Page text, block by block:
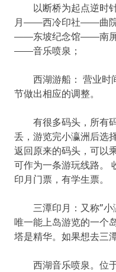
以断桥为起点逆
月——西冷印社——曲
——东坡纪念馆——南
——音乐喷泉；
西湖游船： 营业时
节做出相应的调整。
有很多码头，所有
丢，游览完小瀛洲后选
返回原来的码头，可以
可作为一条游玩线路。
印月门票，有学生票。
三潭印月：又称”小
唯一能上岛游览的一个
塔是精华。如果想去三
西湖音乐喷泉。位